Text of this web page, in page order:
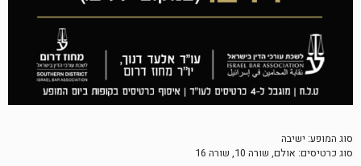
סוג המופע: ישיבה
סוג כרטיסים: אולם, שורה 10, שורה 16